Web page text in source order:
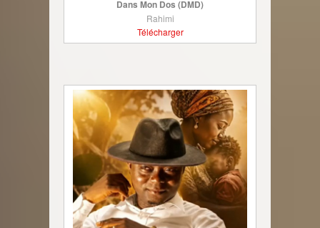
Dans Mon Dos (DMD)
Rahimi
Télécharger